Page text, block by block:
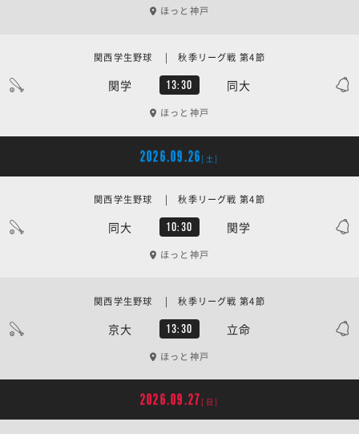
ほっと神戸
関学 13:30 同大
関西学生野球 | 秋季リーグ戦 第4節
ほっと神戸
2026.09.26 [土]
同大 10:30 関学
関西学生野球 | 秋季リーグ戦 第4節
ほっと神戸
京大 13:30 立命
関西学生野球 | 秋季リーグ戦 第4節
ほっと神戸
2026.09.27 [日]